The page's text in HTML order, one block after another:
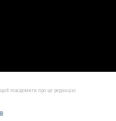
повідомити про це редакцію